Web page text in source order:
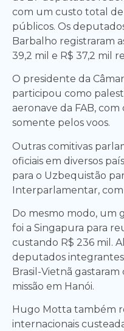
com um custo total de
públicos. Os
Barbalho registraram
39,2 mil e R$ 37,2 mil
O presidente da
participou como
aeronave da FAB, com
somente pelos voos.
Outras comitivas
oficiais em diversos
para o Uzbequistão
Interparlamentar, com
Do mesmo modo, um
foi a Singapura para
custando R$ 236 mil.
deputados
Brasil-Vietnã
missão em Hanói.
Hugo Motta também
internacionais